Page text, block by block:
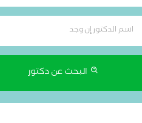
البحث عن دكتور